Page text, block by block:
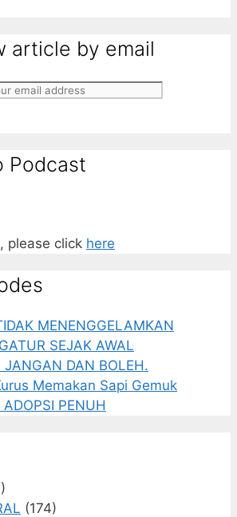
article by email
Podcast
please click here
MENENGGELAMKAN
SEJAK AWAL
JANGAN DAN BOLEH.
Memakan Sapi Gemuk
PENUH
(174)